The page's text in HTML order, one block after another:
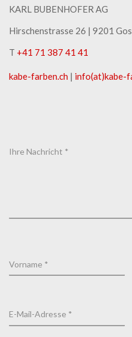
KARL BUBENHOFER AG
Hirschenstrasse 26 | ​9201
T +41 71 387 41 41
kabe-​farben.ch | info(at)kabe-​